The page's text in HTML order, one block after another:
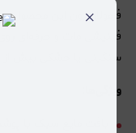
فرمولاسیون این محصول
فینیشی مات و حرفه‌ای
سنگینی یا خشکی بیش از
ویژگی‌ها:
×